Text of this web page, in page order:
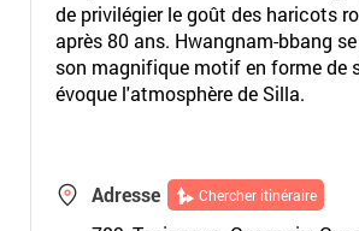
de privilégier le goût des haricots
après 80 ans. Hwangnam-bbang
son magnifique motif en forme de
évoque l'atmosphère de Silla.
Adresse Chercher itinéraire